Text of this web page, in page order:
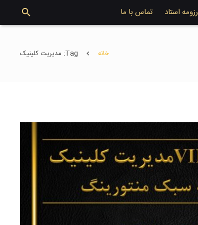
رزومه استاد تماس با ما
خانه Tag: مدیریت کلینیک